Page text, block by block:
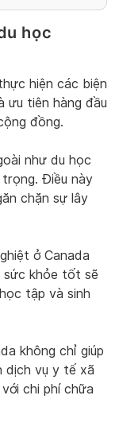
học
hiện các biện
ưu tiên hàng đầu
đồng.
như du học
Điều này
chặn sự lây
ở Canada
sức khỏe tốt sẽ
tập và sinh
không chỉ giúp
dịch vụ y tế xã
chi phí chữa